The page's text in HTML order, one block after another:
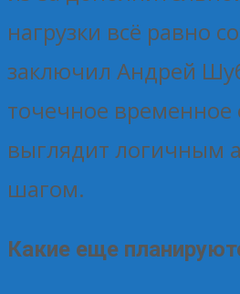
нагрузки всё равно
заключил Андрей
точечное
выглядит логичным
шагом.
Какие еще